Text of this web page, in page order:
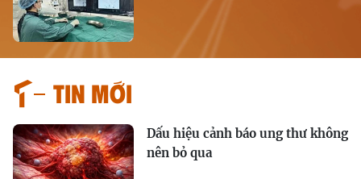
Tin mới
Dấu hiệu cảnh báo ung thư không
nên bỏ qua